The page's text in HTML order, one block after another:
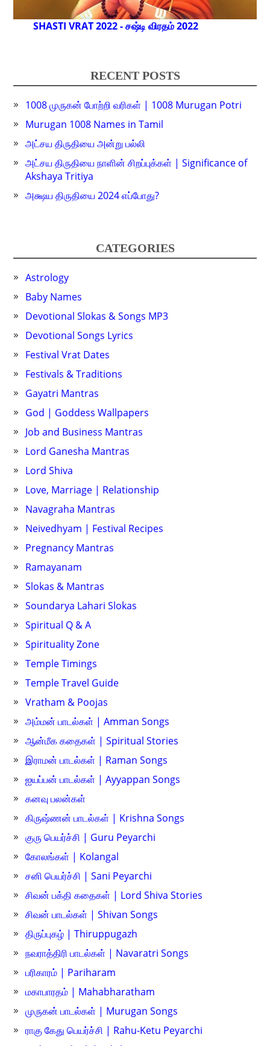
SHASTI VRAT 2022 - சஷ்டி விரதம் 2022
RECENT POSTS
1008 முருகன் போற்றி வரிகள் | 1008 Murugan Potri
Murugan 1008 Names in Tamil
அட்சய திருதியை அன்று பல்லி
அட்சய திருதியை நாளின் சிறப்புக்கள் | Significance of
Akshaya Tritiya
அக்ஷய திருதியை 2024 எப்போது?
CATEGORIES
Astrology
Baby Names
Devotional Slokas & Songs MP3
Devotional Songs Lyrics
Festival Vrat Dates
Festivals & Traditions
Gayatri Mantras
God | Goddess Wallpapers
Job and Business Mantras
Lord Ganesha Mantras
Lord Shiva
Love, Marriage | Relationship
Navagraha Mantras
Neivedhyam | Festival Recipes
Pregnancy Mantras
Ramayanam
Slokas & Mantras
Soundarya Lahari Slokas
Spiritual Q & A
Spirituality Zone
Temple Timings
Temple Travel Guide
Vratham & Poojas
அம்மன் பாடல்கள் | Amman Songs
ஆன்மீக கதைகள் | Spiritual Stories
இராமன் பாடல்கள் | Raman Songs
ஐயப்பன் பாடல்கள் | Ayyappan Songs
கனவு பலன்கள்
கிருஷ்ணன் பாடல்கள் | Krishna Songs
குரு பெயர்ச்சி | Guru Peyarchi
கோலங்கள் | Kolangal
சனி பெயர்ச்சி | Sani Peyarchi
சிவன் பக்தி கதைகள் | Lord Shiva Stories
சிவன் பாடல்கள் | Shivan Songs
திருப்புகழ் | Thiruppugazh
நவராத்திரி பாடல்கள் | Navaratri Songs
பரிகாரம் | Pariharam
மகாபாரதம் | Mahabharatham
முருகன் பாடல்கள் | Murugan Songs
ராகு கேது பெயர்ச்சி | Rahu-Ketu Peyarchi